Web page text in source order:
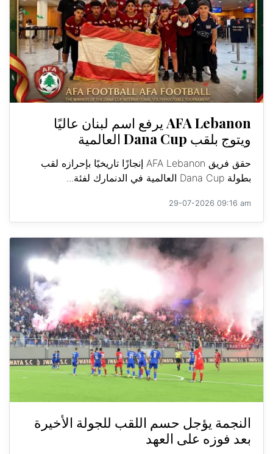
AFA Lebanon يرفع اسم لبنان عاليًا
ويتوج بلقب Dana Cup العالمية
حقق فريق AFA Lebanon إنجازًا تاريخيًا بإحرازه لقب
بطولة Dana Cup العالمية في الدنمارك لفئة...
29-07-2026 09:16 am
النجمة يؤجل حسم اللقب للجولة الأخيرة
بعد فوزه على العهد